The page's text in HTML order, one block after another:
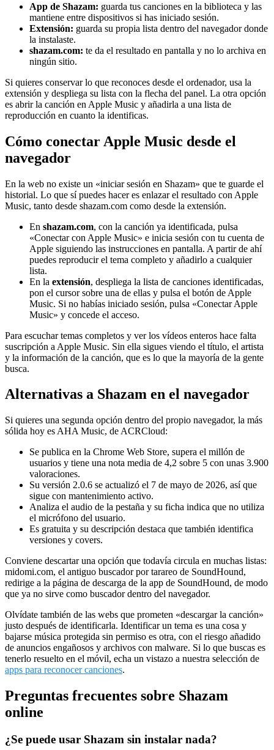
App de Shazam: guarda tus canciones en la biblioteca y las
mantiene entre dispositivos si has iniciado sesión.
Extensión: guarda su propia lista dentro del navegador donde
la instalaste.
shazam.com: te da el resultado en pantalla y no lo archiva en
ningún sitio.
Si quieres conservar lo que reconoces desde el ordenador, usa la
extensión y despliega su lista con la flecha del panel. La otra opción
es abrir la canción en Apple Music y añadirla a una lista de
reproducción en cuanto la identificas.
Cómo conectar Apple Music desde el
navegador
En la web no existe un «iniciar sesión en Shazam» que te guarde el
historial. Lo que sí puedes hacer es enlazar el resultado con Apple
Music, tanto desde shazam.com como desde la extensión.
En shazam.com, con la canción ya identificada, pulsa
«Conectar con Apple Music» e inicia sesión con tu cuenta de
Apple siguiendo las instrucciones en pantalla. A partir de ahí
puedes reproducir el tema completo y añadirlo a cualquier
lista.
En la extensión, despliega la lista de canciones identificadas,
pon el cursor sobre una de ellas y pulsa el botón de Apple
Music. Si no habías iniciado sesión, pulsa «Conectar Apple
Music» y concede el acceso.
Para escuchar temas completos y ver los vídeos enteros hace falta
suscripción a Apple Music. Sin ella sigues viendo el título, el artista
y la información de la canción, que es lo que la mayoría de la gente
busca.
Alternativas a Shazam en el navegador
Si quieres una segunda opción dentro del propio navegador, la más
sólida hoy es AHA Music, de ACRCloud:
Se publica en la Chrome Web Store, supera el millón de
usuarios y tiene una nota media de 4,2 sobre 5 con unas 3.900
valoraciones.
Su versión 2.0.6 se actualizó el 7 de mayo de 2026, así que
sigue con mantenimiento activo.
Analiza el audio de la pestaña y su ficha indica que no utiliza
el micrófono del usuario.
Es gratuita y su descripción destaca que también identifica
versiones y covers.
Conviene descartar una opción que todavía circula en muchas listas:
midomi.com, el antiguo buscador por tarareo de SoundHound,
redirige a la página de descarga de la app de SoundHound, de modo
que ya no sirve como buscador dentro del navegador.
Olvídate también de las webs que prometen «descargar la canción»
justo después de identificarla. Identificar un tema es una cosa y
bajarse música protegida sin permiso es otra, con el riesgo añadido
de anuncios engañosos y archivos con malware. Si lo que buscas es
tenerlo resuelto en el móvil, echa un vistazo a nuestra selección de
apps para reconocer canciones.
Preguntas frecuentes sobre Shazam
online
¿Se puede usar Shazam sin instalar nada?